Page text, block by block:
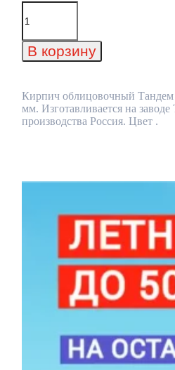
Количество
товара
облицовочный
Тандем
мм
В корзину
Кирпич облицовочный
мм. Изготавливается на
производства Россия. Цвет .